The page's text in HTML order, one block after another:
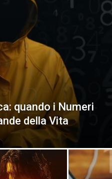
quando i Numeri
della Vita